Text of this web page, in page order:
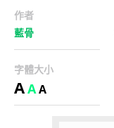
作者
藍骨
字體大小
AAA